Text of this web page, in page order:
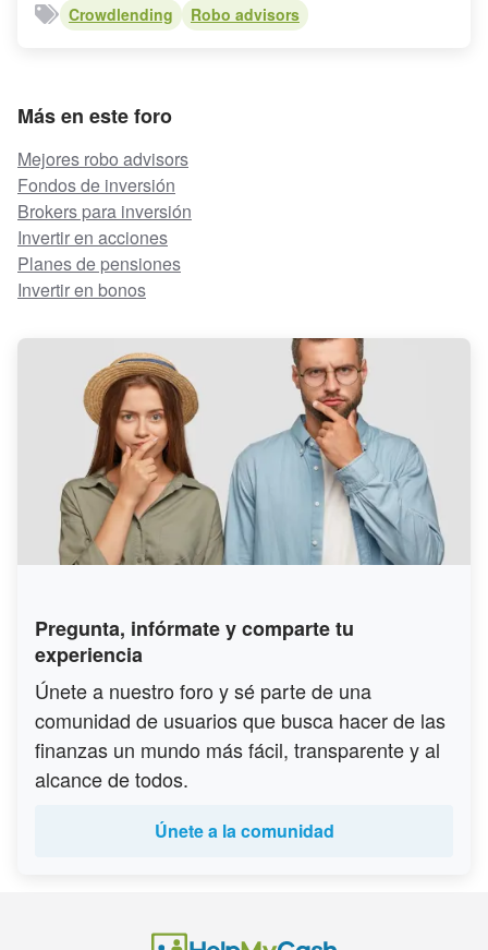
Crowdlending
Robo advisors
Más en este foro
Mejores robo advisors
Fondos de inversión
Brokers para inversión
Invertir en acciones
Planes de pensiones
Invertir en bonos
Pregunta, infórmate y comparte tu
experiencia
Únete a nuestro foro y sé parte de una
comunidad de usuarios que busca hacer de las
finanzas un mundo más fácil, transparente y al
alcance de todos.
Únete a la comunidad